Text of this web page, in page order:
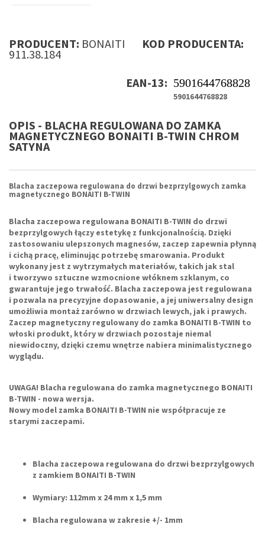
PRODUCENT: BONAITI KOD PRODUCENTA:
911.38.184
EAN-13: 5901644768828
5901644768828
OPIS - BLACHA REGULOWANA DO ZAMKA
MAGNETYCZNEGO BONAITI B-TWIN CHROM
SATYNA
Blacha zaczepowa regulowana do drzwi bezprzylgowych zamka
magnetycznego BONAITI B-TWIN
Blacha zaczepowa regulowana BONAITI B-TWIN do drzwi
bezprzylgowych łączy estetykę z funkcjonalnością. Dzięki
zastosowaniu ulepszonych magnesów, zaczep zapewnia płynną
i cichą pracę, eliminując potrzebę smarowania. Produkt
wykonany jest z wytrzymałych materiałów, takich jak stal
i tworzywo sztuczne wzmocnione włóknem szklanym, co
gwarantuje jego trwałość. Blacha zaczepowa jest regulowana
i pozwala na precyzyjne dopasowanie, a jej uniwersalny design
umożliwia montaż zarówno w drzwiach lewych, jak i prawych.
Zaczep magnetyczny regulowany do zamka BONAITI B-TWIN to
włoski produkt, który w drzwiach pozostaje niemal
niewidoczny, dzięki czemu wnętrze nabiera minimalistycznego
wyglądu.
UWAGA! Blacha regulowana do zamka magnetycznego BONAITI
B-TWIN - nowa wersja.
Nowy model zamka BONAITI B-TWIN nie współpracuje ze
starymi zaczepami.
Blacha zaczepowa regulowana do drzwi bezprzylgowych
z zamkiem BONAITI B-TWIN
Wymiary: 112mm x 24 mm x 1,5 mm
Blacha regulowana w zakresie +/- 1mm